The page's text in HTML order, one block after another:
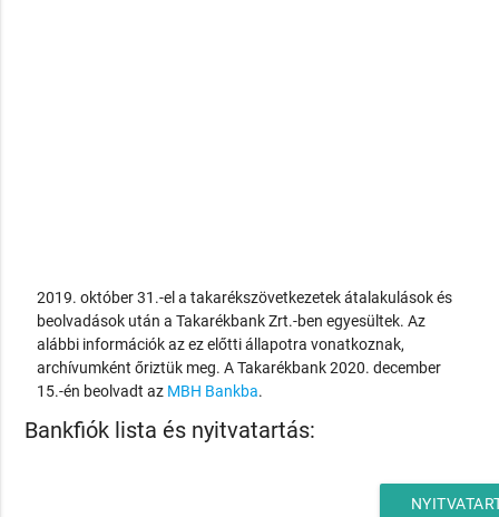
2019. október 31.-el a takarékszövetkezetek átalakulások és
beolvadások után a Takarékbank Zrt.-ben egyesültek. Az
alábbi információk az ez előtti állapotra vonatkoznak,
archívumként őriztük meg. A Takarékbank 2020. december
15.-én beolvadt az MBH Bankba.
Bankfiók lista és nyitvatartás: